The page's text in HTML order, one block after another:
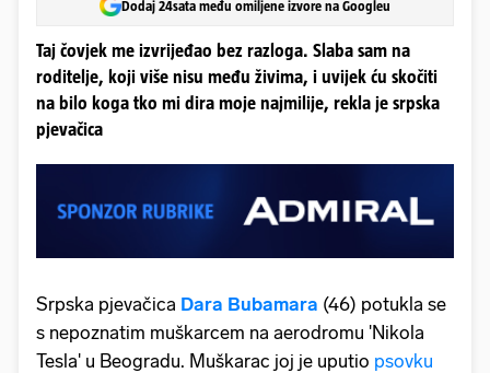
Dodaj 24sata među omiljene izvore na Googleu
Taj čovjek me izvrijeđao bez razloga. Slaba sam na
roditelje, koji više nisu među živima, i uvijek ću skočiti
na bilo koga tko mi dira moje najmilije, rekla je srpska
pjevačica
Srpska pjevačica Dara Bubamara (46) potukla se
s nepoznatim muškarcem na aerodromu 'Nikola
Tesla' u Beogradu. Muškarac joj je uputio psovku